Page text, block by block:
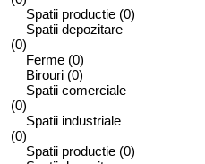
Spatii productie (0)
Spatii depozitare
(0)
Ferme (0)
Birouri (0)
Spatii comerciale
(0)
Spatii industriale
(0)
Spatii productie (0)